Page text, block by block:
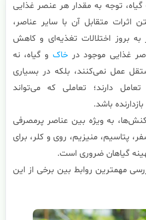
توجه به مقدار هر عنصر غذایی
اثرات متقابل آن با سایر عناصر،
بروز اختلالات تغذیه‌ای و کاهش
غذایی موجود درخاک و گیاه، نه
عمل نمی‌کنند، بلکه در بسیاری
تعامل دارند؛ تعاملی که می‌تواند
باشد.
به ویژه بین عناصر پرمصرفی
پتاسیم، منیزیم، روی و کلر، برای
گیاهان ضروری است.
مهمترین روابط بین برخی از این